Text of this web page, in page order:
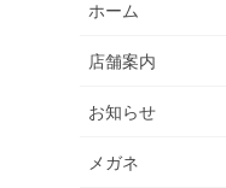
ホーム
店舗案内
お知らせ
メガネ